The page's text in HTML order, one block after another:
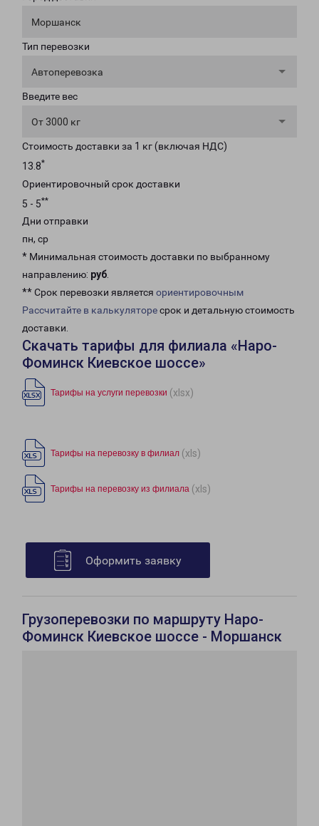
Моршанск
Тип перевозки
Автоперевозка
Введите вес
От 3000 кг
Стоимость доставки за 1 кг (включая НДС)
13.8*
Ориентировочный срок доставки
5 - 5**
Дни отправки
пн, ср
* Минимальная стоимость доставки по выбранному
направлению: руб.
** Срок перевозки является ориентировочным
Рассчитайте в калькуляторесрок и детальную стоимость
доставки.
Скачать тарифы для филиала «Наро-
Фоминск Киевское шоссе»
Тарифы на услуги перевозки (xlsx)
Тарифы на перевозку в филиал (xls)
Тарифы на перевозку из филиала (xls)
Оформить заявку
Грузоперевозки по маршруту Наро-
Фоминск Киевское шоссе - Моршанск